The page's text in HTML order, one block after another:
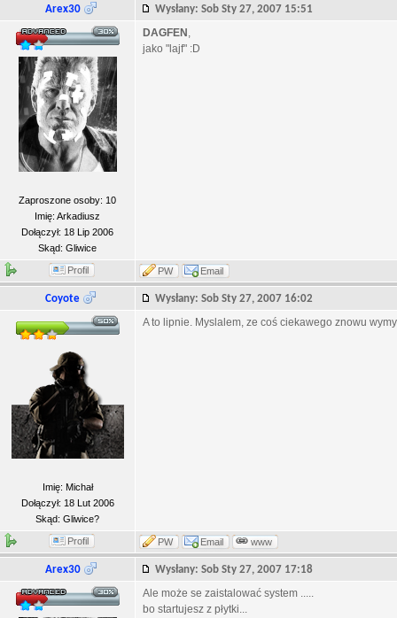
Arex30 Wysłany: Sob Sty 27, 2007 15:51
Zaproszone osoby: 10
Imię: Arkadiusz
Dołączył: 18 Lip 2006
Skąd: Gliwice
DAGFEN ,
jako "lajf" :D
Profil PW Email
Coyote Wysłany: Sob Sty 27, 2007 16:02
Imię: Michał
Dołączył: 18 Lut 2006
Skąd: Gliwice?
A to lipnie. Myslalem, ze coś ciekawego znowu
Profil PW Email www
Arex30 Wysłany: Sob Sty 27, 2007 17:18
Ale może se zaistalować system .....
bo startujesz z płytki...